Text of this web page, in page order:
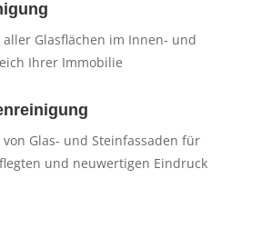
aller Glasflächen im Innen- und
Ihrer Immobilie
von Glas- und Steinfassaden für
und neuwertigen Eindruck